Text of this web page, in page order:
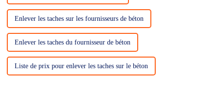
Enlever les taches sur les fournisseurs de béton
Enlever les taches du fournisseur de béton
Liste de prix pour enlever les taches sur le béton